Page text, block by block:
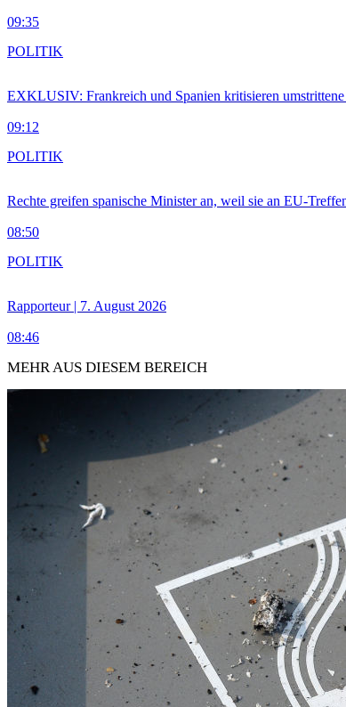
09:35
EXKLUSIV: Frankreich und Spanien kritisieren
09:12
POLITIK
Rechte greifen spanische Minister an, weil sie an EU-
08:50
POLITIK
Rapporteur | 7. August 2026
08:46
POLITIK
MEHR AUS DIESEM BEREICH